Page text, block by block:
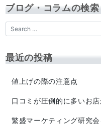
ブログ・コラムの検索
最近の投稿
値上げの際の注意点
口コミが圧倒的に多いお
繁盛マーケティング研究会